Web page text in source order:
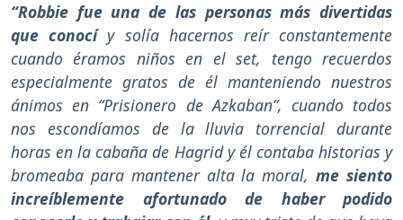
“Robbie fue una de las personas más divertidas
que conocí y solía hacernos reír constantemente
cuando éramos niños en el set, tengo recuerdos
especialmente gratos de él manteniendo nuestros
ánimos en “Prisionero de Azkaban”, cuando todos
nos escondíamos de la lluvia torrencial durante
horas en la cabaña de Hagrid y él contaba historias y
bromeaba para mantener alta la moral,me siento
increíblemente afortunado de haber podido